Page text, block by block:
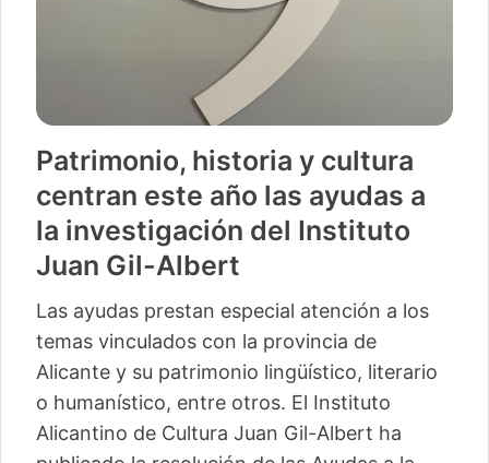
Patrimonio, historia y cultura
centran este año las ayudas a
la investigación del Instituto
Juan Gil-Albert
Las ayudas prestan especial atención a los
temas vinculados con la provincia de
Alicante y su patrimonio lingüístico, literario
o humanístico, entre otros. El Instituto
Alicantino de Cultura Juan Gil-Albert ha